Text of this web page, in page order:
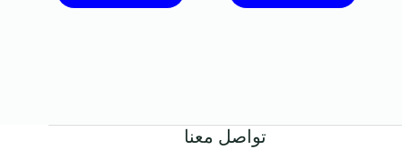
تواصل معنا